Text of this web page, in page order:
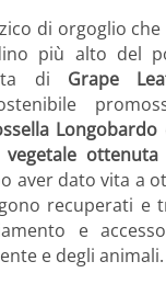
di orgoglio
più alto del
di Grape
Longobardo
aver dato vita a
recuperati e
e
e degli animali.